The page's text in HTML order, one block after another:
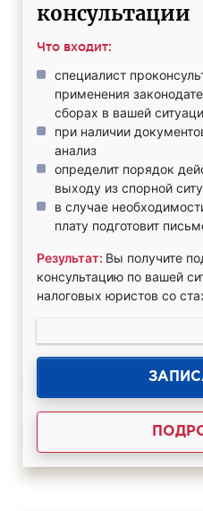
консультации
Что входит:
специалист
применения
сборах в вашей
при наличии
анализ
определит порядок
выходу из спорной
в случае
плату подготовит
Результат: Вы получите
консультацию по вашей
налоговых юристов со